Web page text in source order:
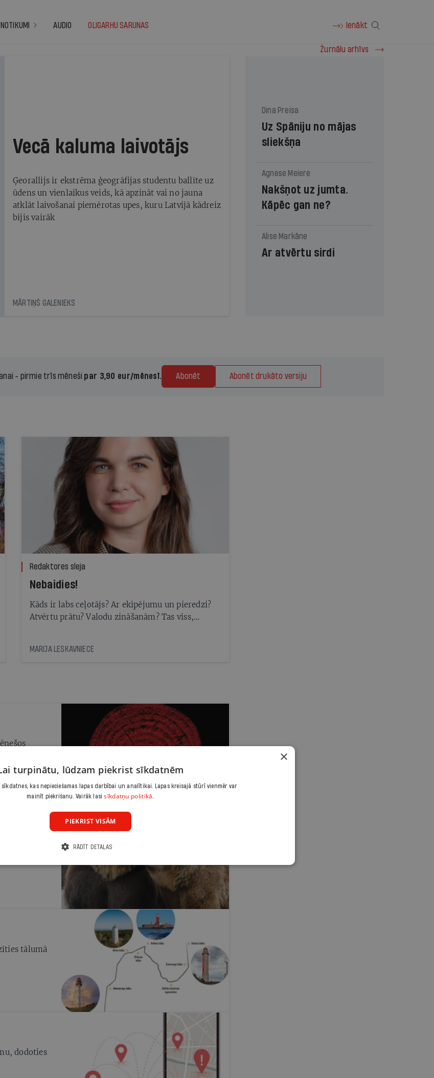
NOTIKUMI AUDIO OLIGARHU SARUNAS Ienākt
Žurnālu arhīvs
Vecā kaluma laivotājs
Ģeorallijs ir ekstrēma ģeogrāfijas studentu ballīte uz
ūdens un vienlaikus veids, kā apzināt vai no jauna
atklāt laivošanai piemērotas upes, kuru Latvijā kādreiz
bijis vairāk
MĀRTIŅŠ GALENIEKS
Dina Preisa
Uz Spāniju no mājas
sliekšņa
Agnese Meiere
Nakšņot uz jumta.
Kāpēc gan ne?
Alise Markāne
Ar atvērtu sirdi
- pirmie trīs mēneši par 3,90 eur/mēnesī. Abonēt Abonēt drukāto versiju
Redaktores sleja
Nebaidies!
Kāds ir labs ceļotājs? Ar ekipējumu un pieredzi?
Atvērtu prātu? Valodu zināšanām? Tas viss,
jābūt ticīgajam, lai izstaigātu Santjago ceļu, kas
ceļam izdodas pat atrast sevi.
MARIJA LESKAVNIECE
palūkoties
pat
tālumā
dodoties
×
turpinātu, lūdzam piekrist sīkdatnēm
kas nepieciešamas lapas darbībai un analītikai. Lapas kreisajā stūrī vienmēr var
mainīt piekrišanu. Vairāk lasisīkdatņu politikā.
PIEKRIST VISĀM
RĀDĪT DETAĻAS